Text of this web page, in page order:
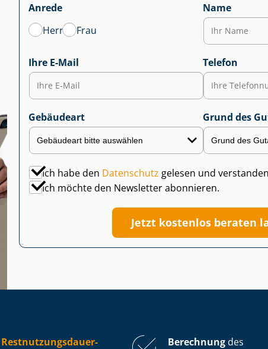
Anrede
Herr
Frau
Name
Ihre E-Mail Telefon
Gebäudeart Grund des
Ich habe den Datenschutz gelesen und
Ich möchte den Newsletter abonnieren.
Jetzt kostenlos beraten
Rest­nut­zungs­dau­er-
Berechnung des